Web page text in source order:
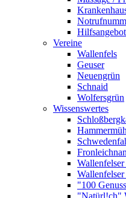
Vereine
Wallenfels
Geuser
Neuengrün
Schnaid
Wolfersgrün
Wissenswertes
"100
"Natürl!ch"